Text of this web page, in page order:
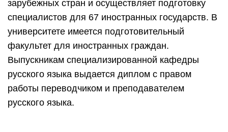
зарубежных стран и осуществляет подготовку
специалистов для 67 иностранных государств. В
университете имеется подготовительный
факультет для иностранных граждан.
Выпускникам специализированной кафедры
русского языка выдается диплом с правом
работы переводчиком и преподавателем
русского языка.